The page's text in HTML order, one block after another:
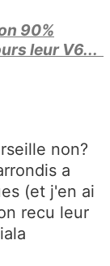
90%
leur V6...
non?
a
(et j'en ai
recu leur